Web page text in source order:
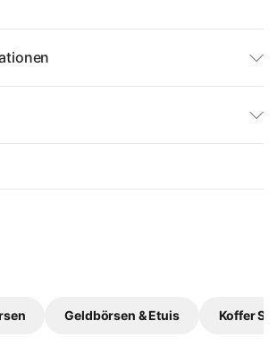
Geldbörsen & Etuis Koffer